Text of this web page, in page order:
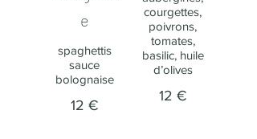
e
spaghettis
sauce
bolognaise
12 €
courgettes,
poivrons,
tomates,
basilic, huile
d’olives
12 €